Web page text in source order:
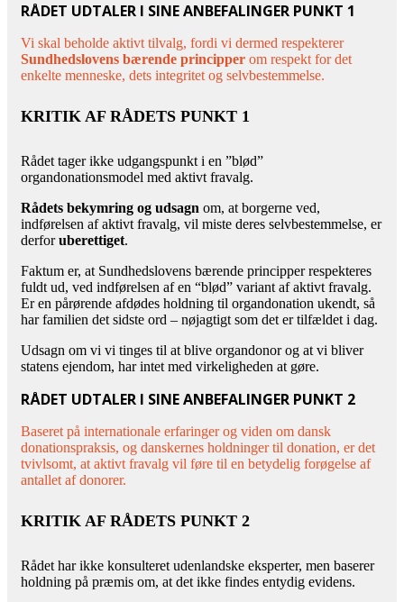
RÅDET UDTALER I SINE ANBEFALINGER PUNKT 1
Vi skal beholde aktivt tilvalg, fordi vi dermed respekterer
Sundhedslovens bærende principper om respekt for det
enkelte menneske, dets integritet og selvbestemmelse.
KRITIK AF RÅDETS PUNKT 1
Rådet tager ikke udgangspunkt i en ”blød”
organdonationsmodel med aktivt fravalg.
Rådets bekymring og udsagn om, at borgerne ved,
indførelsen af aktivt fravalg, vil miste deres selvbestemmelse, er
derforuberettiget.
Faktum er, at Sundhedslovens bærende principper respekteres
fuldt ud, ved indførelsen af en “blød” variant af aktivt fravalg.
Er en pårørende afdødes holdning til organdonation ukendt, så
har familien det sidste ord – nøjagtigt som det er tilfældet i dag.
Udsagn om vi vi tinges til at blive organdonor og at vi bliver
statens ejendom, har intet med virkeligheden at gøre.
RÅDET UDTALER I SINE ANBEFALINGER PUNKT 2
Baseret på internationale erfaringer og viden om dansk
donationspraksis, og danskernes holdninger til donation, er det
tvivlsomt, at aktivt fravalg vil føre til en betydelig forøgelse af
antallet af donorer.
KRITIK AF RÅDETS PUNKT 2
Rådet har ikke konsulteret udenlandske eksperter, men baserer
holdning på præmis om, at det ikke findes entydig evidens.